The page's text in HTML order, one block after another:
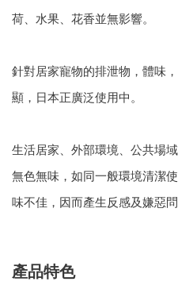
荷、水果、花香並無影響。
針對居家寵物的排泄物，體味
顯，日本正廣泛使用中。
生活居家、外部環境、公共場
無色無味，如同一般環境清潔
味不佳，因而產生反感及嫌惡問
產品特色